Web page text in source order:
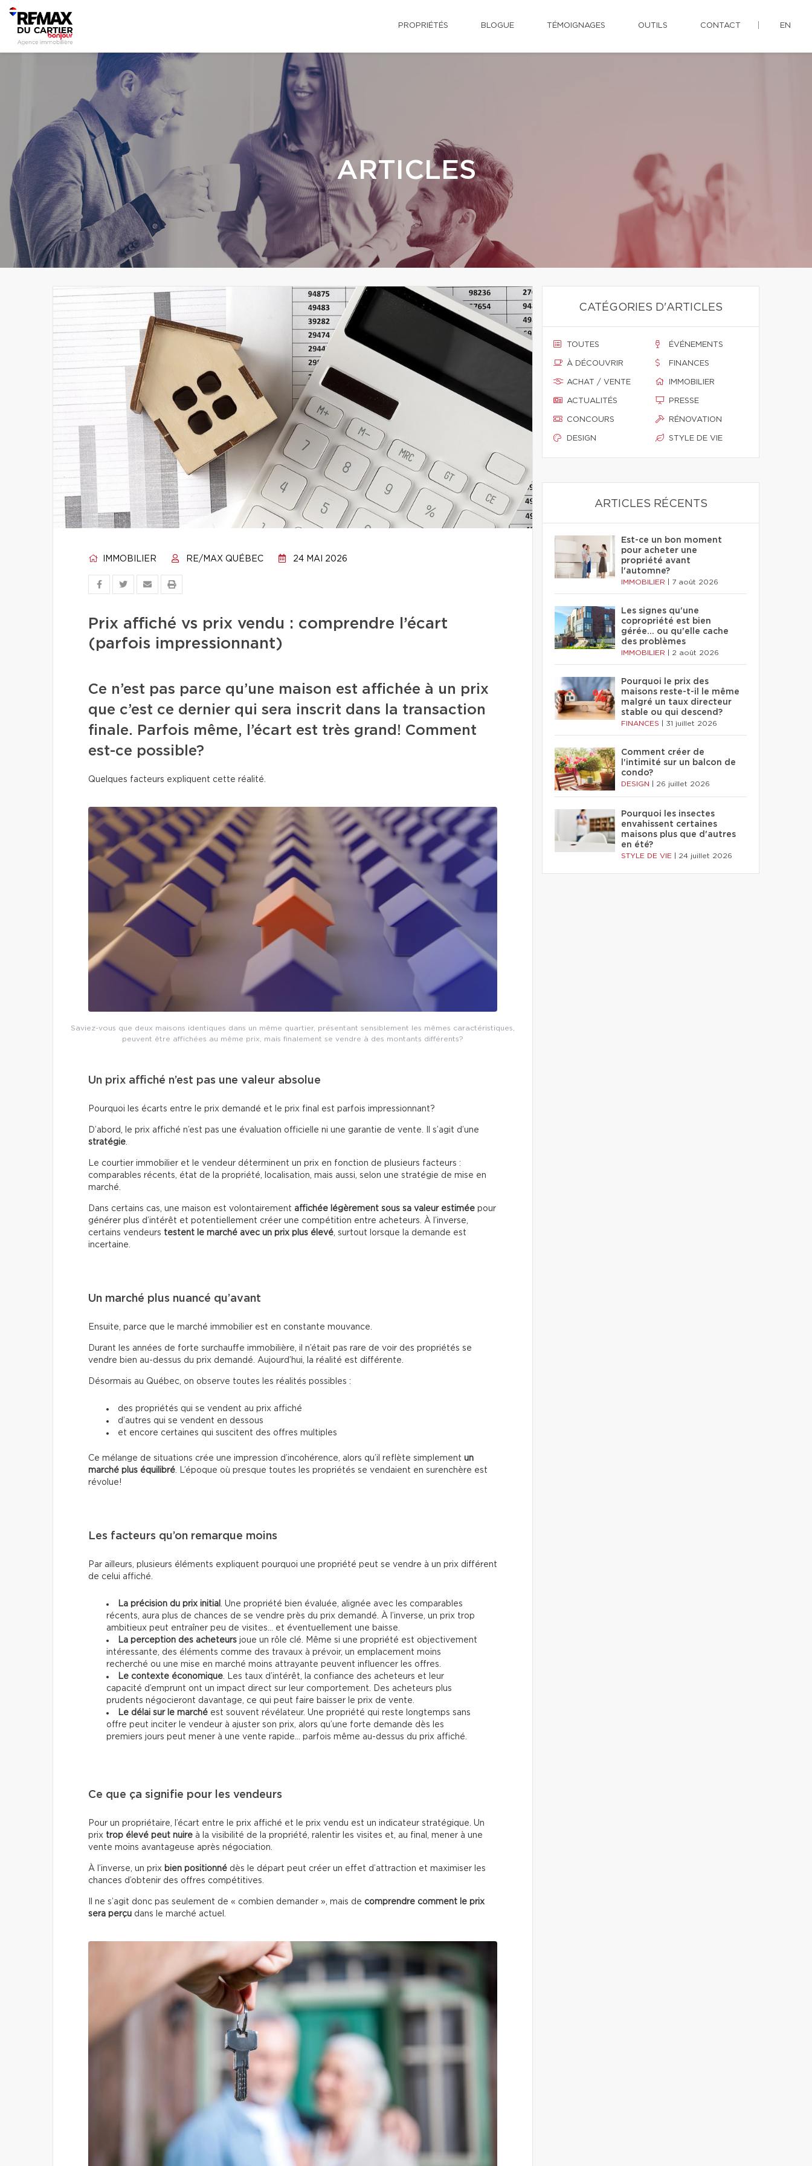
PROPRIÉTÉS BLOGUE TÉMOIGNAGES OUTILS CONTACT EN
ARTICLES
IMMOBILIER RE/MAX QUÉBEC 24 MAI 2026
Prix affiché vs prix vendu : comprendre l’écart
(parfois impressionnant)
Ce n’est pas parce qu’une maison est affichée à un prix
que c’est ce dernier qui sera inscrit dans la transaction
finale. Parfois même, l’écart est très grand! Comment
est-ce possible?
Quelques facteurs expliquent cette réalité.
Saviez-vous que deux maisons identiques dans un même quartier, présentant sensiblement les mêmes caractéristiques,
peuvent être affichées au même prix, mais finalement se vendre à des montants différents?
Un prix affiché n’est pas une valeur absolue
Pourquoi les écarts entre le prix demandé et le prix final est parfois impressionnant?
D’abord, le prix affiché n’est pas une évaluation officielle ni une garantie de vente. Il s’agit d’une
stratégie
Le courtier immobilier et le vendeur déterminent un prix en fonction de plusieurs facteurs :
comparables récents, état de la propriété, localisation, mais aussi, selon une stratégie de mise en
marché.
Dans certains cas, une maison est volontairement affichée légèrement sous sa valeur estimée pour
générer plus d’intérêt et potentiellement créer une compétition entre acheteurs. À l’inverse,
certains vendeurs testent le marché avec un prix plus élevé , surtout lorsque la demande est
incertaine.
Un marché plus nuancé qu’avant
Ensuite, parce que le marché immobilier est en constante mouvance.
Durant les années de forte surchauffe immobilière, il n’était pas rare de voir des propriétés se
vendre bien au-dessus du prix demandé. Aujourd’hui, la réalité est différente.
Désormais au Québec, on observe toutes les réalités possibles :
des propriétés qui se vendent au prix affiché
d’autres qui se vendent en dessous
et encore certaines qui suscitent des offres multiples
Ce mélange de situations crée une impression d’incohérence, alors qu’il reflète simplement un
marché plus équilibré . L’époque où presque toutes les propriétés se vendaient en surenchère est
révolue!
Les facteurs qu’on remarque moins
Par ailleurs, plusieurs éléments expliquent pourquoi une propriété peut se vendre à un prix différent
de celui affiché.
La précision du prix initial
. Une propriété bien évaluée, alignée avec les comparables
récents, aura plus de chances de se vendre près du prix demandé. À l’inverse, un prix trop
ambitieux peut entraîner peu de visites… et éventuellement une baisse.
La perception des acheteurs joue un rôle clé. Même si une propriété est objectivement
intéressante, des éléments comme des travaux à prévoir, un emplacement moins
recherché ou une mise en marché moins attrayante peuvent influencer les offres.
Le contexte économique . Les taux d’intérêt, la confiance des acheteurs et leur
capacité d’emprunt ont un impact direct sur leur comportement. Des acheteurs plus
prudents négocieront davantage, ce qui peut faire baisser le prix de vente.
Le délai sur le marché est souvent révélateur. Une propriété qui reste longtemps sans
offre peut inciter le vendeur à ajuster son prix, alors qu’une forte demande dès les
premiers jours peut mener à une vente rapide… parfois même au-dessus du prix affiché.
Ce que ça signifie pour les vendeurs
Pour un propriétaire, l’écart entre le prix affiché et le prix vendu est un indicateur stratégique. Un
prix trop élevé peut nuire à la visibilité de la propriété, ralentir les visites et, au final, mener à une
vente moins avantageuse après négociation.
À l’inverse, un prix bien positionné dès le départ peut créer un effet d’attraction et maximiser les
chances d’obtenir des offres compétitives.
Il ne s’agit donc pas seulement de « combien demander », mais de comprendre comment le prix
sera perçu dans le marché actuel.
CATÉGORIES D'ARTICLES
TOUTES
À DÉCOUVRIR
ACHAT / VENTE
ACTUALITÉS
CONCOURS
DESIGN
ÉVÉNEMENTS
FINANCES
IMMOBILIER
PRESSE
RÉNOVATION
STYLE DE VIE
ARTICLES RÉCENTS
Est-ce un bon moment
pour acheter une
propriété avant
l'automne?
IMMOBILIER 7 août 2026
Les signes qu'une
copropriété est bien
gérée… ou qu'elle cache
des problèmes
IMMOBILIER 2 août 2026
Pourquoi le prix des
maisons reste-t-il le même
malgré un taux directeur
stable ou qui descend?
FINANCES 31 juillet 2026
Comment créer de
l'intimité sur un balcon de
condo?
DESIGN 26 juillet 2026
Pourquoi les insectes
envahissent certaines
maisons plus que d'autres
en été?
STYLE DE VIE 24 juillet 2026